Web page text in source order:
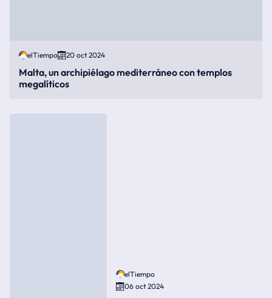
elTiempo 20 oct 2024
Malta, un archipiélago mediterráneo con templos
megalíticos
elTiempo
06 oct 2024